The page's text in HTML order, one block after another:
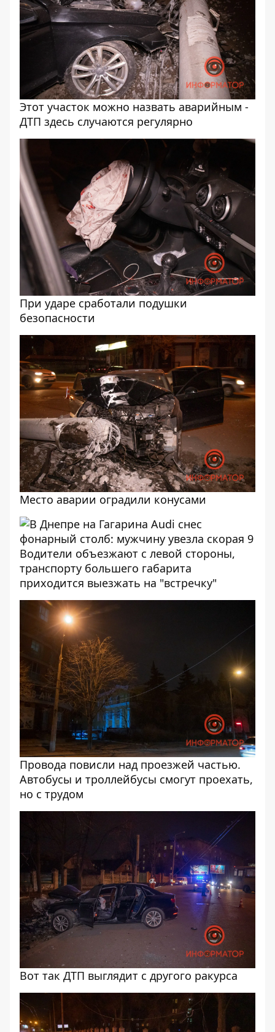
Этот участок можно назвать аварийным -
ДТП здесь случаются регулярно
При ударе сработали подушки
безопасности
Место аварии оградили конусами
Водители объезжают с левой стороны,
транспорту большего габарита
приходится выезжать на "встречку"
Провода повисли над проезжей частью.
Автобусы и троллейбусы смогут проехать,
но с трудом
Вот так ДТП выглядит с другого ракурса